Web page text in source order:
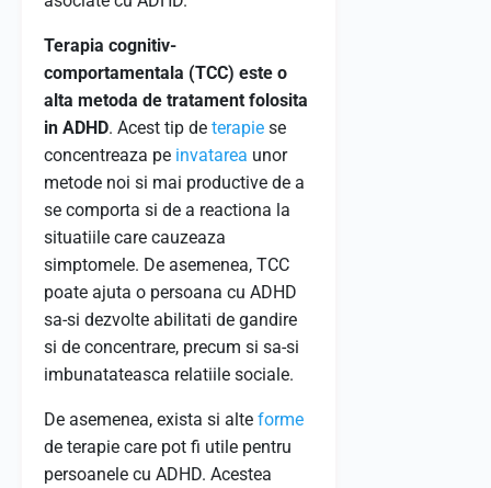
Terapia cognitiv-
comportamentala (TCC) este o
alta metoda de tratament folosita
in ADHD. Acest tip de terapie se
concentreaza pe invatarea unor
metode noi si mai productive de a
se comporta si de a reactiona la
situatiile care cauzeaza
simptomele. De asemenea, TCC
poate ajuta o persoana cu ADHD
sa-si dezvolte abilitati de gandire
si de concentrare, precum si sa-si
imbunatateasca relatiile sociale.
De asemenea, exista si alte forme
de terapie care pot fi utile pentru
persoanele cu ADHD. Acestea